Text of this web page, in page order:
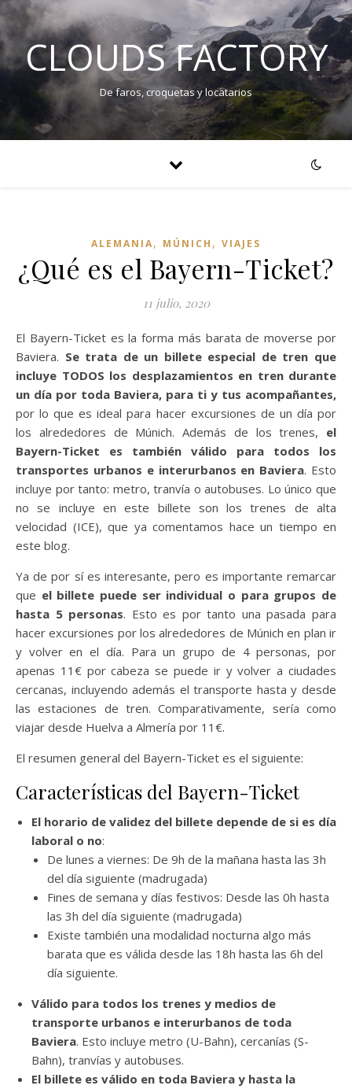
CLOUDS FACTORY
De faros, croquetas y locatarios
ALEMANIA, MÚNICH , VIAJES
¿Qué es el Bayern-Ticket?
11 julio, 2020
El Bayern-Ticket es la forma más barata de moverse por
Baviera. Se trata de un billete especial de tren que
incluye TODOS los desplazamientos en tren durante
un día por toda Baviera, para ti y tus acompañantes,
por lo que es ideal para hacer excursiones de un día por
los alrededores de Múnich. Además de los trenes, el
Bayern-Ticket es también válido para todos los
transportes urbanos e interurbanos en Baviera. Esto
incluye por tanto: metro, tranvía o autobuses. Lo único que
no se incluye en este billete son los trenes de alta
velocidad (ICE), que ya comentamos hace un tiempo en
este blog.
Ya de por sí es interesante, pero es importante remarcar
que el billete puede ser individual o para grupos de
hasta 5 personas. Esto es por tanto una pasada para
hacer excursiones por los alrededores de Múnich en plan ir
y volver en el día. Para un grupo de 4 personas, por
apenas 11€ por cabeza se puede ir y volver a ciudades
cercanas, incluyendo además el transporte hasta y desde
las estaciones de tren. Comparativamente, sería como
viajar desde Huelva a Almería por 11€.
El resumen general del Bayern-Ticket es el siguiente:
Características del Bayern-Ticket
El horario de validez del billete depende de si es día
laboral o no:
De lunes a viernes: De 9h de la mañana hasta las 3h
del día siguiente (madrugada)
Fines de semana y días festivos: Desde las 0h hasta
las 3h del día siguiente (madrugada)
Existe también una modalidad nocturna algo más
barata que es válida desde las 18h hasta las 6h del
día siguiente.
Válido para todos los trenes y medios de
transporte urbanos e interurbanos de toda
Baviera. Esto incluye metro (U-Bahn), cercanías (S-
Bahn), tranvías y autobuses.
El billete es válido en toda Baviera y hasta la